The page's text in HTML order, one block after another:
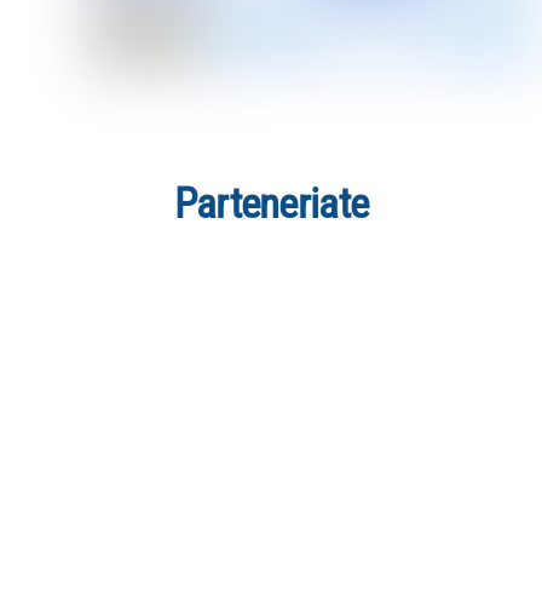
Parteneriate